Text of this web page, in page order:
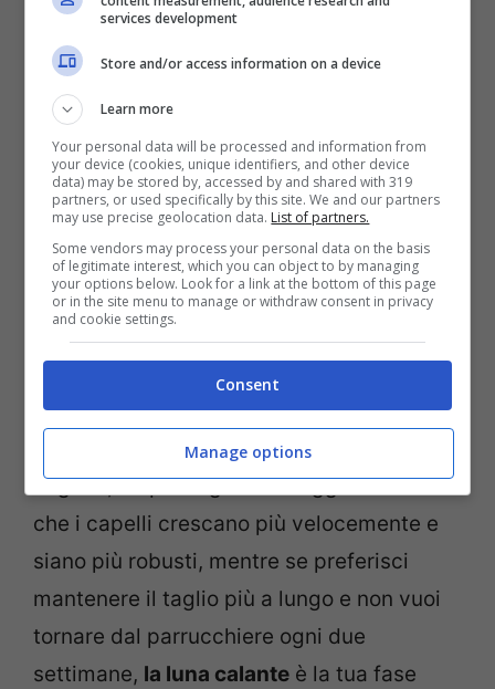
ciclo lunare dura più o meno 29
si divide in
crescente, piena e calante. Ognuna di
queste fasi, secondo la tradizione, avrebbe
effetti diversinon solo sulle maree ma
anche sulla tua chioma. Il tuo parrucchiere
di fiducia potrebbe scegliere il prossimo
appuntamento per tagliarti i capelli
guardandoil calendario lunare del 2025.
Se vuoi capelli più lunghi e forti,la luna
crescente e la luna pienasono i tuoi alleati
migliori, in questi giorni la leggenda vuole
che i capelli crescano più velocemente e
siano più robusti, mentre se preferisci
mantenere il taglio più a lungo e non vuoi
tornare dal parrucchiere ogni due
settimane, la luna calante è la tua fase
services development
Store and/or access information on a device
Learn more
Your personal data will be processed and information from
your device (cookies, unique identifiers, and other device
data) may be stored by, accessed by and shared with 319
partners, or used specifically by this site. We and our partners
may use precise geolocation data. List of partners.
Some vendors may process your personal data on the basis
of legitimate interest, which you can object to by managing
your options below. Look for a link at the bottom of this page
or in the site menu to manage or withdraw consent in privacy
and cookie settings.
Consent
Manage options